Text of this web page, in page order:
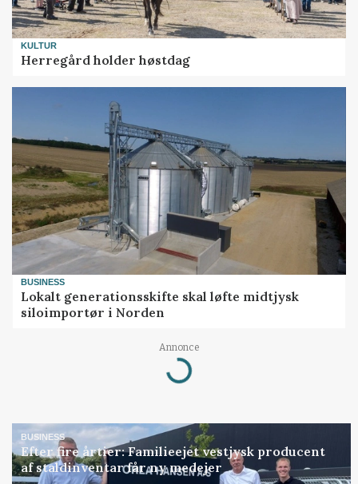
KULTUR
Herregård holder høstdag
BUSINESS
Lokalt generationsskifte skal løfte midtjysk
siloimportør i Norden
Annonce
Loading...
BUSINESS
Efter fire årtier: Familieejet vestjysk producent
af staldinventar får ny medejer